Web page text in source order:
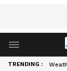
TRENDING :